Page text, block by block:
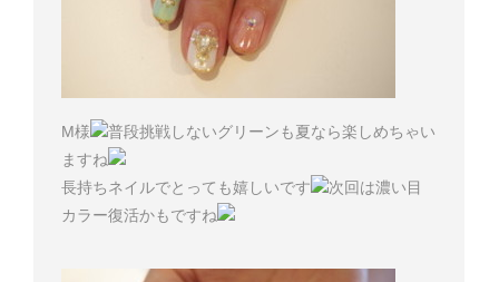
M様
普段挑戦しないグリーンも夏なら楽しめちゃい
ますね
長持ちネイルでとっても嬉しいです
次回は濃い目
カラー復活かもですね